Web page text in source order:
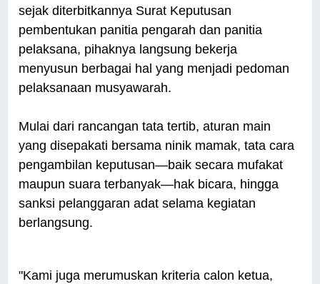
sejak diterbitkannya Surat Keputusan
pembentukan panitia pengarah dan panitia
pelaksana, pihaknya langsung bekerja
menyusun berbagai hal yang menjadi pedoman
pelaksanaan musyawarah.
Mulai dari rancangan tata tertib, aturan main
yang disepakati bersama ninik mamak, tata cara
pengambilan keputusan—baik secara mufakat
maupun suara terbanyak—hak bicara, hingga
sanksi pelanggaran adat selama kegiatan
berlangsung.
"Kami juga merumuskan kriteria calon ketua,